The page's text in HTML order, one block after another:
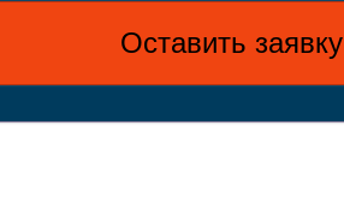
Оставить заявку